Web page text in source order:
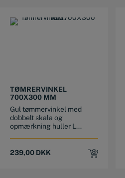
TØMRERVINKEL
700X300 MM
Gul tømmervinkel med
dobbelt skala og
opmærkning huller L...
239,00 DKK